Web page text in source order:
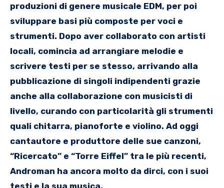
produzioni di genere musicale EDM, per poi
sviluppare basi più composte per voci e
strumenti. Dopo aver collaborato con artisti
locali, comincia ad arrangiare melodie e
scrivere testi per se stesso, arrivando alla
pubblicazione di singoli indipendenti grazie
anche alla collaborazione con musicisti di
livello, curando con particolarità gli strumenti
quali chitarra, pianoforte e violino. Ad oggi
cantautore e produttore delle sue canzoni,
“Ricercato” e “Torre Eiffel” tra le più recenti,
Androman ha ancora molto da dirci, con i suoi
testi e la sua musica.